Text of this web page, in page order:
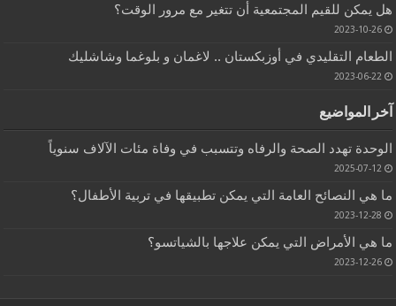
هل يمكن للقيم المجتمعية أن تتغير مع مرور الوقت؟
2023-10-26
الطعام التقليدي في أوزبكستان .. لاغمان و بلوغما وشاشليك
2023-06-22
آخر المواضيع
الوحدة تهدد الصحة والرفاه وتتسبب في وفاة مئات الآلاف سنوياً
2025-07-12
ما هي النصائح العامة التي يمكن تطبيقها في تربية الأطفال؟
2023-12-28
ما هي الأمراض التي يمكن علاجها بالشياتسو؟
2023-12-26